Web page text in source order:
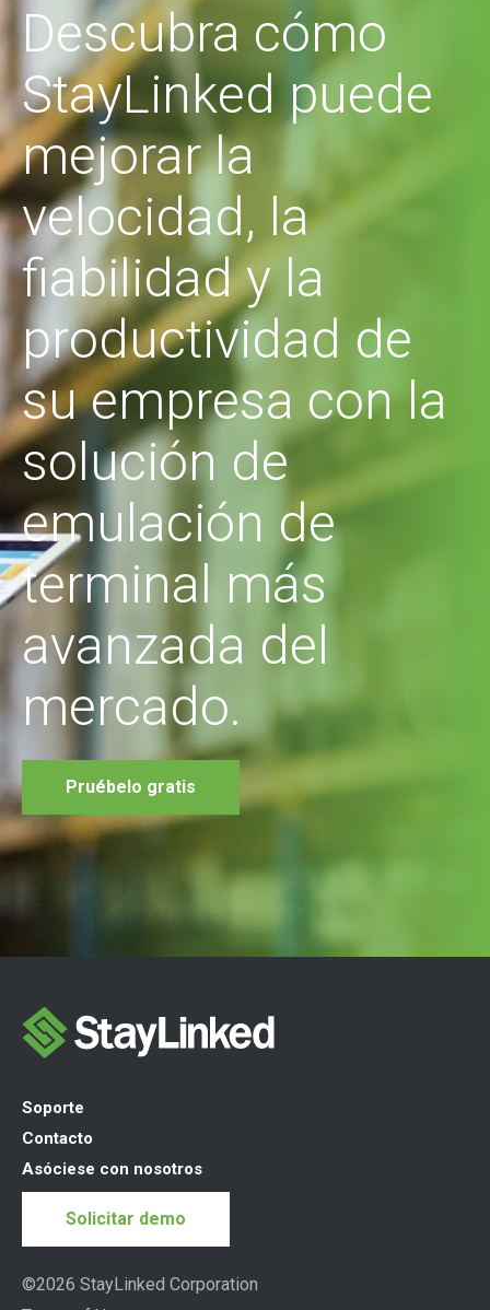
Descubra cómo
StayLinked puede
mejorar la
velocidad, la
fiabilidad y la
productividad de
su empresa con la
solución de
emulación de
terminal más
avanzada del
mercado.
Pruébelo gratis
Soporte
Contacto
Asóciese con nosotros
Solicitar demo
©2026 StayLinked Corporation